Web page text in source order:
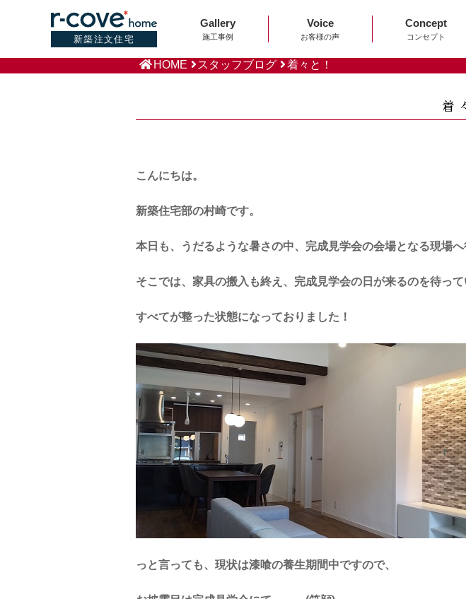
新築注文住宅
Gallery
施工事例
Voice
お客様の声
Concept
コンセプト
HOME スタッフブログ 着々と！
着
こんにちは。
新築住宅部の村崎です。
本日も、うだるような暑さの中、完成見学会の会場となる現場へ
そこでは、家具の搬入も終え、完成見学会の日が来るのを待って
すべてが整った状態になっておりました！
っと言っても、現状は漆喰の養生期間中ですので、